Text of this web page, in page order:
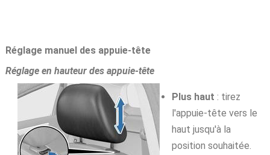
Réglage manuel des appuie-tête
Réglage en hauteur des appuie-tête
Plus haut : tirez
l'appuie-tête vers le
haut jusqu'à la
position souhaitée.